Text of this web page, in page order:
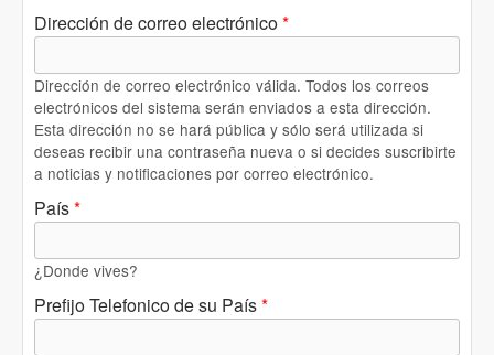
Dirección de correo electrónico*
Dirección de correo electrónico válida. Todos los correos
electrónicos del sistema serán enviados a esta dirección.
Esta dirección no se hará pública y sólo será utilizada si
deseas recibir una contraseña nueva o si decides suscribirte
a noticias y notificaciones por correo electrónico.
País*
¿Donde vives?
Prefijo Telefonico de su País*